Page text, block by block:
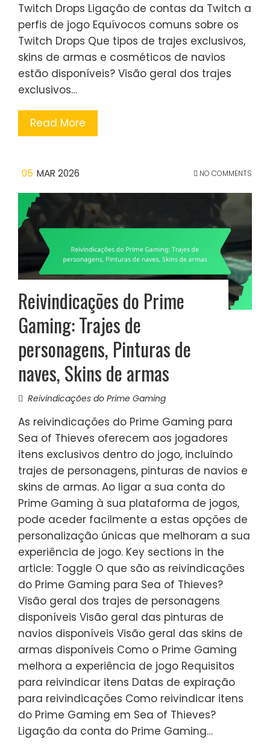
Twitch Drops Ligação de contas da Twitch a
perfis de jogo Equívocos comuns sobre os
Twitch Drops Que tipos de trajes exclusivos,
skins de armas e cosméticos de navios
estão disponíveis? Visão geral dos trajes
exclusivos…
Read More
05 MAR 2026 NO COMMENTS
Reivindicações do Prime
Gaming: Trajes de
personagens, Pinturas de
naves, Skins de armas
Reivindicações do Prime Gaming
As reivindicações do Prime Gaming para
Sea of Thieves oferecem aos jogadores
itens exclusivos dentro do jogo, incluindo
trajes de personagens, pinturas de navios e
skins de armas. Ao ligar a sua conta do
Prime Gaming à sua plataforma de jogos,
pode aceder facilmente a estas opções de
personalização únicas que melhoram a sua
experiência de jogo. Key sections in the
article: Toggle O que são as reivindicações
do Prime Gaming para Sea of Thieves?
Visão geral dos trajes de personagens
disponíveis Visão geral das pinturas de
navios disponíveis Visão geral das skins de
armas disponíveis Como o Prime Gaming
melhora a experiência de jogo Requisitos
para reivindicar itens Datas de expiração
para reivindicações Como reivindicar itens
do Prime Gaming em Sea of Thieves?
Ligação da conta do Prime Gaming…